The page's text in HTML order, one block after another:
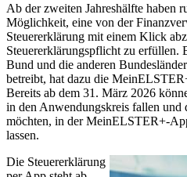
Ab der zweiten Jahreshälfte haben
Möglichkeit, eine von der
Steuererklärung mit einem Klick
Steuererklärungspflicht zu erfüllen.
Bund und die anderen
betreibt, hat dazu die
Bereits ab dem 31. März 2026
in den Anwendungskreis fallen und
möchten, in der MeinELSTER+-
lassen.
Die Steuererklärung